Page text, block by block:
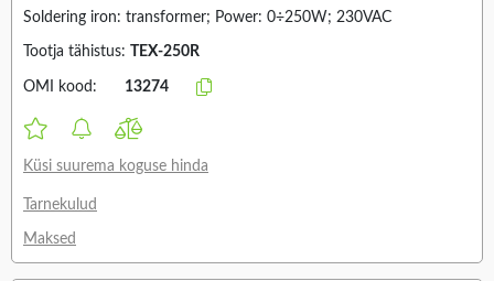
Soldering iron: transformer; Power: 0÷250W; 230VAC
Tootja tähistus: TEX-250R
OMI kood: 13274
Küsi suurema koguse hinda
Tarnekulud
Maksed